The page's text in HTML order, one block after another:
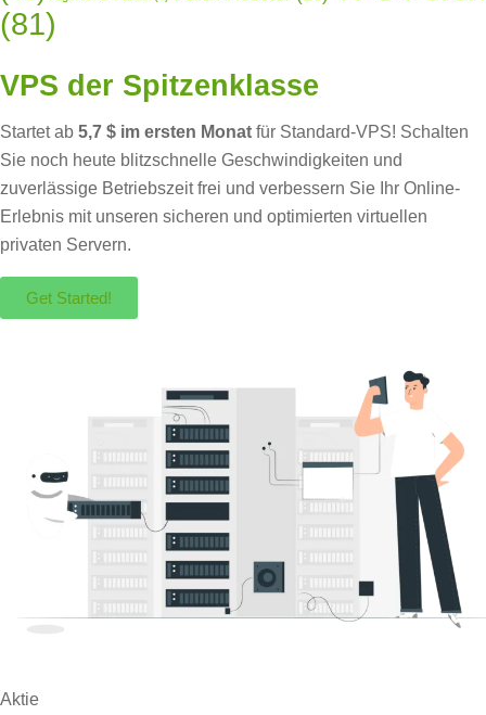
(81)
VPS der Spitzenklasse
Startet ab 5,7 $ im ersten Monat für Standard-VPS! Schalten
Sie noch heute blitzschnelle Geschwindigkeiten und
zuverlässige Betriebszeit frei und verbessern Sie Ihr Online-
Erlebnis mit unseren sicheren und optimierten virtuellen
privaten Servern.
Get Started!
Aktie